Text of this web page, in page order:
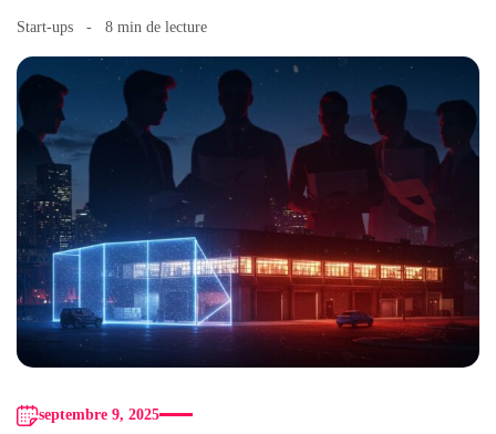
Start-ups 8 min de lecture
septembre 9, 2025